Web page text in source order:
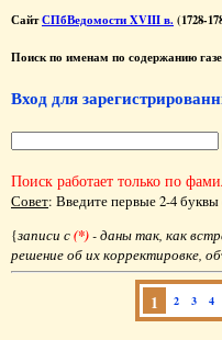
СайтСПбВедомости XVIII в. (1728-
Поиск по именам по содержанию
Вход для
Поиск работает только по
Совет: Введите первые 2-4
{записи с(*)- даны так, как
решение об их корректировке,
1 2 3 4